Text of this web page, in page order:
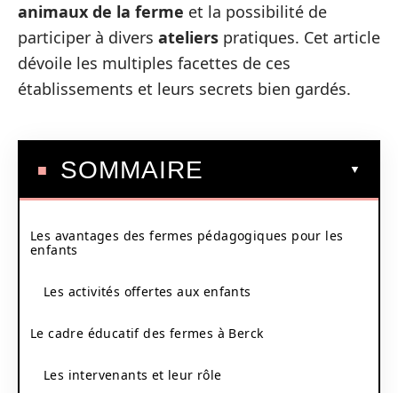
animaux de la ferme et la possibilité de
participer à divers ateliers pratiques. Cet article
dévoile les multiples facettes de ces
établissements et leurs secrets bien gardés.
SOMMAIRE
Les avantages des fermes pédagogiques pour les
enfants
Les activités offertes aux enfants
Le cadre éducatif des fermes à Berck
Les intervenants et leur rôle